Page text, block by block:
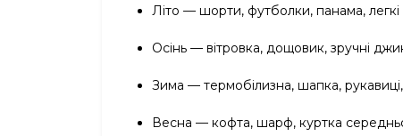
Літо — шорти, футболки, панама,
Осінь — вітровка, дощовик, зручні
Зима — термобілизна, шапка, рукавиці,
Весна — кофта, шарф, куртка